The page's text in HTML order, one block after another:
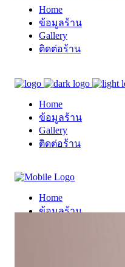
Home
ข้อมูลร้าน
Gallery
ติดต่อร้าน
Home
ข้อมูลร้าน
Gallery
ติดต่อร้าน
Home
ข้อมูลร้าน